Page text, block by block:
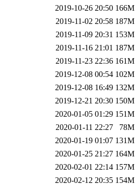
2019-10-26 20:50 166M
2019-11-02 20:58 187M
2019-11-09 20:31 153M
2019-11-16 21:01 187M
2019-11-23 22:36 161M
2019-12-08 00:54 102M
2019-12-08 16:49 132M
2019-12-21 20:30 150M
2020-01-05 01:29 151M
2020-01-11 22:27
78M
2020-01-19 01:07 131M
2020-01-25 21:27 164M
2020-02-01 22:14 157M
2020-02-12 20:35 154M